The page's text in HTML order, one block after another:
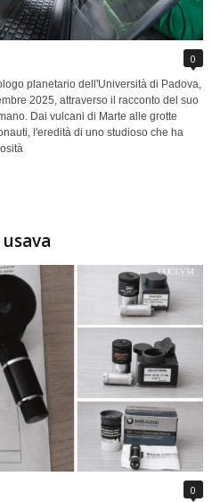
0
planetario dell'Università di Padova,
2025, attraverso il racconto del suo
Dai vulcani di Marte alle grotte
l'eredità di uno studioso che ha
0